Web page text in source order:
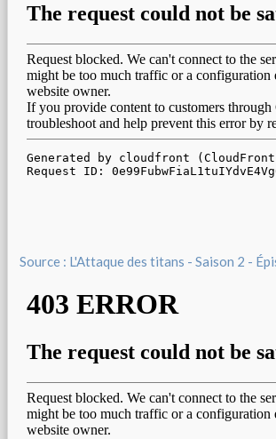
Source : L'Attaque des titans - Saison 2 -